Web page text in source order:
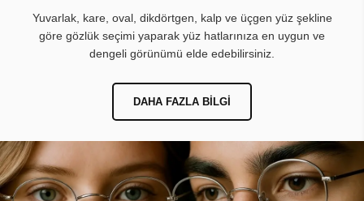
Yuvarlak, kare, oval, dikdörtgen, kalp ve üçgen yüz şekline
göre gözlük seçimi yaparak yüz hatlarınıza en uygun ve
dengeli görünümü elde edebilirsiniz.
DAHA FAZLA BILGI